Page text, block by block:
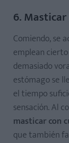
6.
Comiendo, se
emplean
demasiado
estómago se
el tiempo
sensación. Al
masticar con
que también